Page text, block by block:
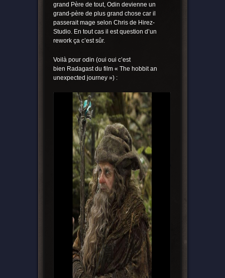
grand Père de tout, Odin devienne un
grand-père de plus grand chose car il
passerait mage selon Chris de Hirez-
Studio. En tout cas il est question d’un
rework ça c’est sûr.
Voilà pour odin (oui oui c’est
bien Radagast du film « The hobbit an
unexpected journey ») :